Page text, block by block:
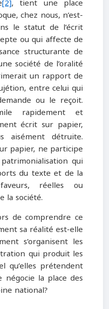
[2], tient une place
chez nous, n’est-
le statut de l’écrit
ou qui affecte de
structurante de
société de l’oralité
un rapport de
entre celui qui
ou le reçoit.
rapidement et
écrit sur papier,
aisément détruite.
papier, ne participe
qui
du texte et de la
réelles ou
la société.
de comprendre ce
sa réalité est-elle
s’organisent les
qui produit les
qu’elles prétendent
négocie la place des
national?